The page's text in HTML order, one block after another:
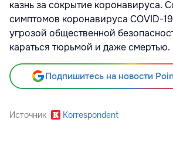
казнь за сокрытие коронавируса.
симптомов коронавируса COVID-19
угрозой общественной
караться тюрьмой и даже смертью.
Подпишитесь на новости
Источник Korrespondent